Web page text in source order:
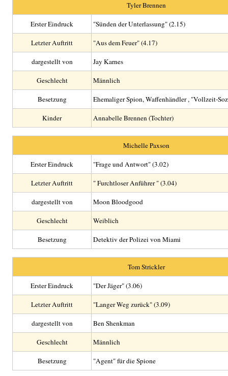
Tyler Brennen
Erster Eindruck "Sünden der Unterlassung" (2.15)
Letzter Auftritt "Aus dem Feuer" (4.17)
dargestellt von Jay Karnes
Geschlecht Männlich
Besetzung Ehemaliger Spion, Waffenhändler , "Vollzeit-
Kinder Annabelle Brennen (Tochter)
Michelle Paxson
Erster Eindruck "Frage und Antwort" (3.02)
Letzter Auftritt " Furchtloser Anführer " (3.04)
dargestellt von Moon Bloodgood
Geschlecht Weiblich
Besetzung Detektiv der Polizei von Miami
Tom Strickler
Erster Eindruck "Der Jäger" (3.06)
Letzter Auftritt "Langer Weg zurück" (3.09)
dargestellt von Ben Shenkman
Geschlecht Männlich
Besetzung "Agent" für die Spione